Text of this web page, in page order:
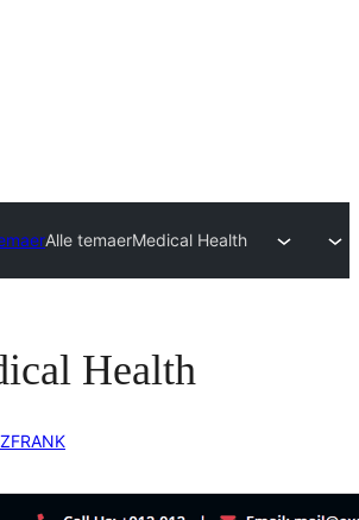
Alle temaerMedical Health
Health